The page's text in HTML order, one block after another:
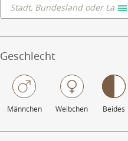
Geschlecht
Männchen Weibchen Beides